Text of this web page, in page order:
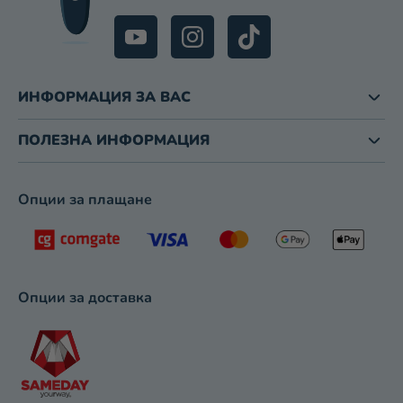
ИНФОРМАЦИЯ ЗА ВАС
ПОЛЕЗНА ИНФОРМАЦИЯ
Опции за плащане
Опции за доставка